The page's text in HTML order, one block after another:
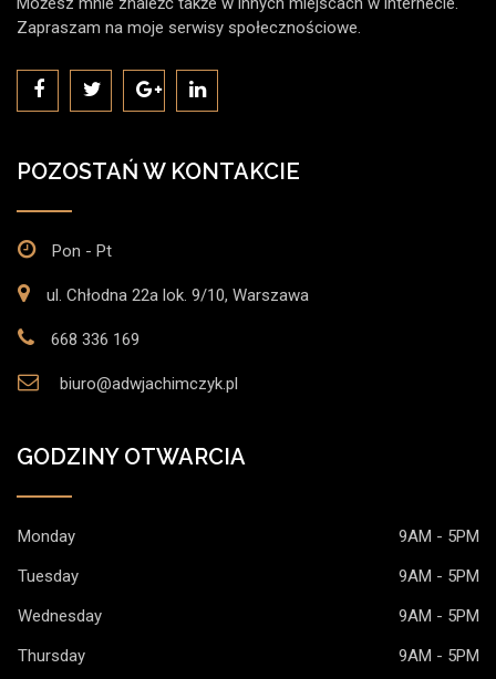
Zapraszam na moje serwisy społecznościowe.
POZOSTAŃ W KONTAKCIE
Pon - Pt
ul. Chłodna 22a lok. 9/10, Warszawa
668 336 169
biuro@adwjachimczyk.pl
GODZINY OTWARCIA
Monday
9AM - 5PM
Tuesday
9AM - 5PM
Wednesday
9AM - 5PM
Thursday
9AM - 5PM